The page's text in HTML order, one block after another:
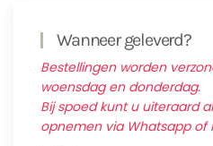
Wanneer geleverd?
Bestellingen worden
woensdag en donderdag.
Bij spoed kunt u uiteraard
opnemen via Whatsapp of